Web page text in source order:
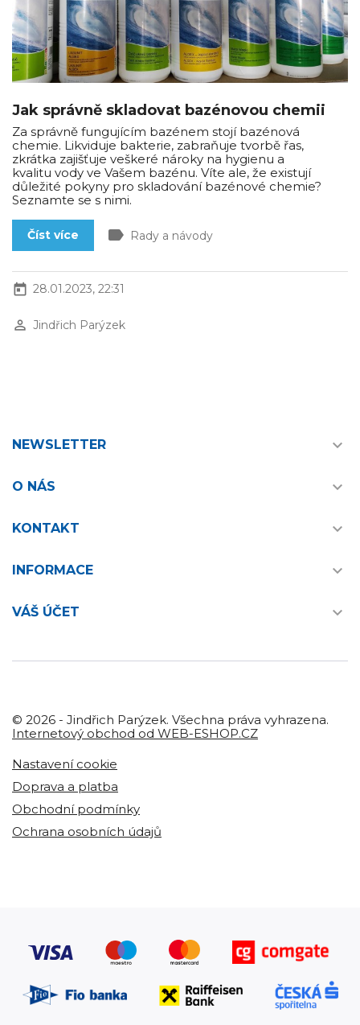
Jak správně skladovat bazénovou chemii
Za správně fungujícím bazénem stojí bazénová
chemie. Likviduje bakterie, zabraňuje tvorbě řas,
zkrátka zajišťuje veškeré nároky na hygienu a
kvalitu vody ve Vašem bazénu. Víte ale, že existují
důležité pokyny pro skladování bazénové chemie?
Seznamte se s nimi.
Číst více label Rady a návody
today 28.01.2023, 22:31
perm_identity Jindřich Parýzek
NEWSLETTER 
O NÁS 
KONTAKT 
INFORMACE 
VÁŠ ÚČET 
© 2026 - Jindřich Parýzek. Všechna práva vyhrazena.
Internetový obchod od WEB-ESHOP.CZ
Nastavení cookie
Doprava a platba
Obchodní podmínky
Ochrana osobních údajů